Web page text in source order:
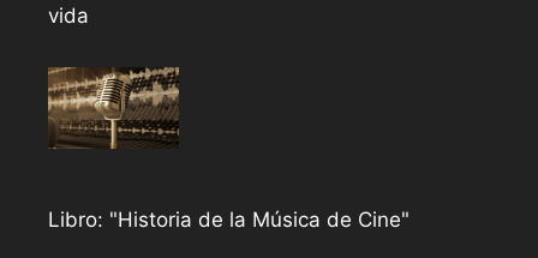
vida
Libro: "Historia de la Música de Cine"